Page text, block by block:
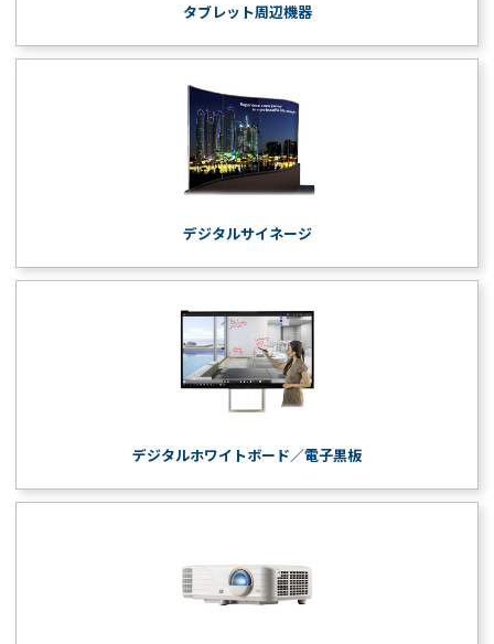
タブレット周辺機器
デジタルサイネージ
デジタルホワイトボード／電子黒板